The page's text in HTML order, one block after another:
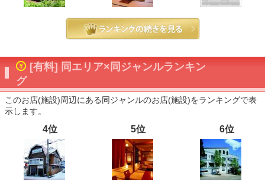
[有料] 同エリア×同ジャンルランキン
グ
このお店(施設)周辺にある同ジャンルのお店(施設)をランキングで表
示します。
4位 5位 6位